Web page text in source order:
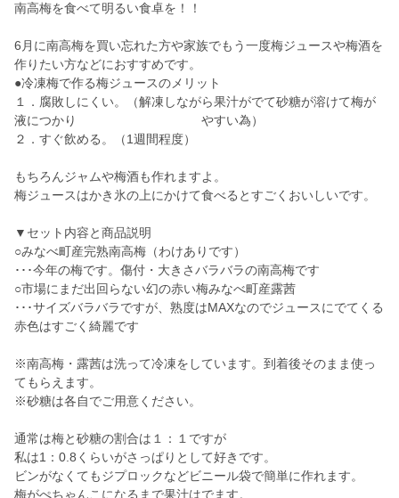
南高梅を食べて明るい食卓を！！
6月に南高梅を買い忘れた方や家族でもう一度梅ジュースや梅酒を
作りたい方などにおすすめです。
●冷凍梅で作る梅ジュースのメリット
１．腐敗しにくい。（解凍しながら果汁がでて砂糖が溶けて梅が
液につかり やすい為）
２．すぐ飲める。（1週間程度）
もちろんジャムや梅酒も作れますよ。
梅ジュースはかき氷の上にかけて食べるとすごくおいしいです。
▼セット内容と商品説明
○みなべ町産完熟南高梅（わけありです）
･･･今年の梅です。傷付・大きさバラバラの南高梅です
○市場にまだ出回らない幻の赤い梅みなべ町産露茜
･･･サイズバラバラですが、熟度はMAXなのでジュースにでてくる
赤色はすごく綺麗です
※南高梅・露茜は洗って冷凍をしています。到着後そのまま使っ
てもらえます。
※砂糖は各自でご用意ください。
通常は梅と砂糖の割合は１：１ですが
私は1：0.8くらいがさっぱりとして好きです。
ビンがなくてもジプロックなどビニール袋で簡単に作れます。
梅がぺちゃんこになるまで果汁はでます。